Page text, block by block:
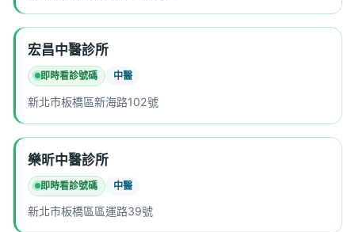
宏昌中醫診所
即時看診號碼 中醫
新北市板橋區新海路102號
樂昕中醫診所
即時看診號碼 中醫
新北市板橋區區運路39號